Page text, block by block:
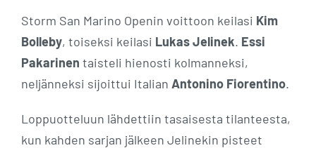
Storm San Marino Openin voittoon keilasi Kim
Bolleby, toiseksi keilasi Lukas Jelinek. Essi
Pakarinen taisteli hienosti kolmanneksi,
neljänneksi sijoittui Italian Antonino Fiorentino.
Loppuotteluun lähdettiin tasaisesta tilanteesta,
kun kahden sarjan jälkeen Jelinekin pisteet